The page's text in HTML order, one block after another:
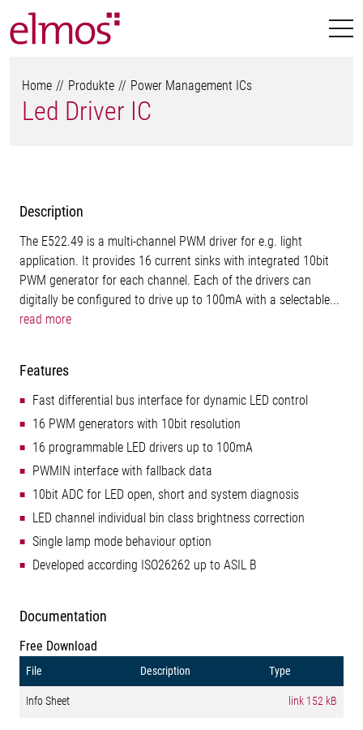
Home Produkte Power Management ICs
Led Driver IC
Description
The E522.49 is a multi-channel PWM driver for e.g. light
application. It provides 16 current sinks with integrated 10bit
PWM generator for each channel. Each of the drivers can
digitally be configured to drive up to 100mA with a selectable...
read more
Features
Fast differential bus interface for dynamic LED control
16 PWM generators with 10bit resolution
16 programmable LED drivers up to 100mA
PWMIN interface with fallback data
10bit ADC for LED open, short and system diagnosis
LED channel individual bin class brightness correction
Single lamp mode behaviour option
Developed according ISO26262 up to ASIL B
Documentation
Free Download
File Description Type
Info Sheet link 152 kB